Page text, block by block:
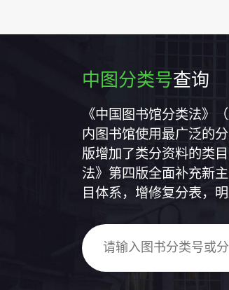
中图分类号查询
《中国图书馆分类法》
内图书馆使用最广泛的
版增加了类分资料的类
法》第四版全面补充新
目体系，增修复分表，